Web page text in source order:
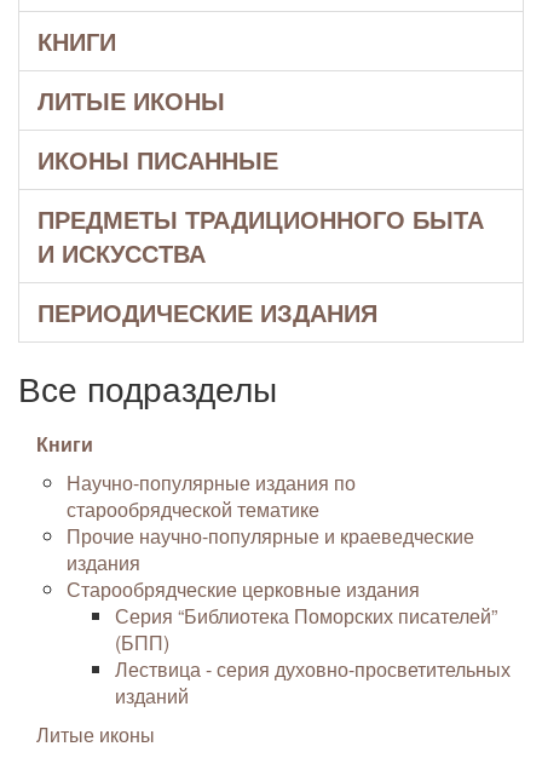
КНИГИ
ЛИТЫЕ ИКОНЫ
ИКОНЫ ПИСАННЫЕ
ПРЕДМЕТЫ ТРАДИЦИОННОГО БЫТА
И ИСКУССТВА
ПЕРИОДИЧЕСКИЕ ИЗДАНИЯ
Все подразделы
Книги
Научно-популярные издания по
старообрядческой тематике
Прочие научно-популярные и краеведческие
издания
Старообрядческие церковные издания
Серия “Библиотека Поморских писателей”
(БПП)
Лествица - серия духовно-просветительных
изданий
Литые иконы